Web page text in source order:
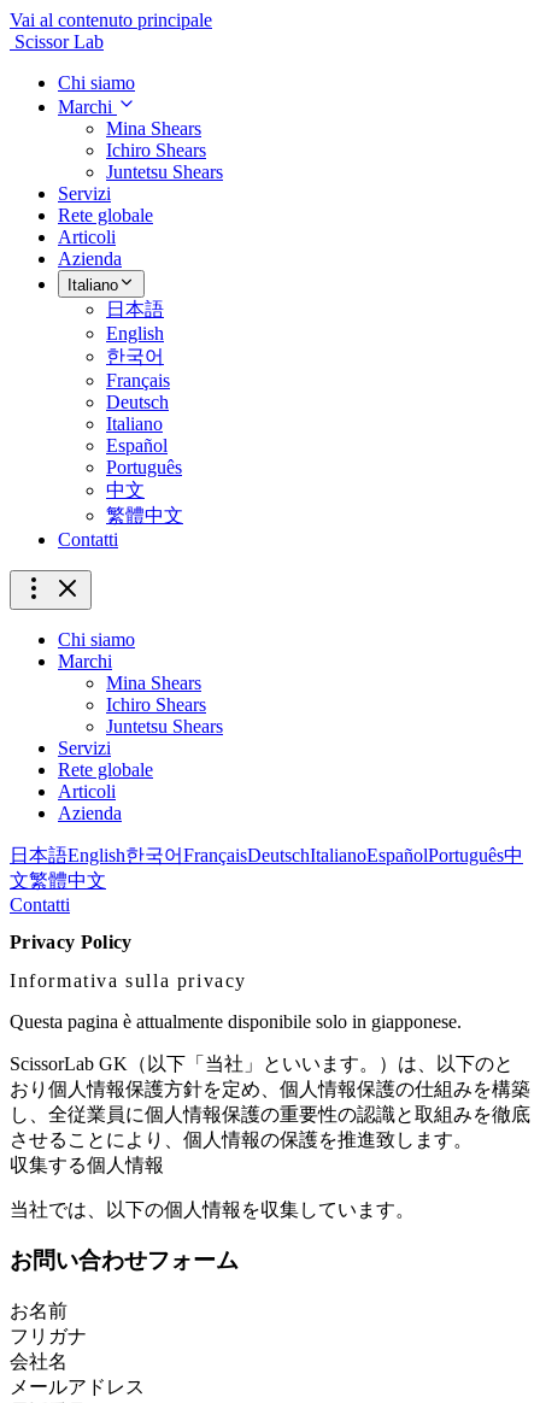
Vai al contenuto principale
Scissor Lab
Chi siamo
Marchi
Mina Shears
Ichiro Shears
Juntetsu Shears
Servizi
Rete globale
Articoli
Azienda
Italiano
日本語
English
한국어
Français
Deutsch
Italiano
Español
Português
中文
繁體中文
Contatti
Chi siamo
Marchi
Mina Shears
Ichiro Shears
Juntetsu Shears
Servizi
Rete globale
Articoli
Azienda
日本語English한국어FrançaisDeutschItalianoEspañolPortuguês中
文繁體中文
Contatti
Privacy Policy
Informativa sulla privacy
Questa pagina è attualmente disponibile solo in giapponese.
ScissorLab GK（以下「当社」といいます。）は、以下のと
おり個人情報保護方針を定め、個人情報保護の仕組みを構築
し、全従業員に個人情報保護の重要性の認識と取組みを徹底
させることにより、個人情報の保護を推進致します。
収集する個人情報
当社では、以下の個人情報を収集しています。
お問い合わせフォーム
お名前
フリガナ
会社名
メールアドレス